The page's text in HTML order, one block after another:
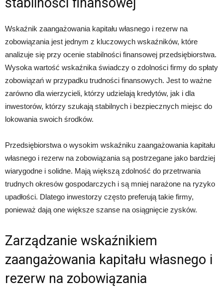
Wskaźnik zaangażowania kapitału własnego i rezerw na
zobowiązania jest jednym z kluczowych wskaźników, które
analizuje się przy ocenie stabilności finansowej przedsiębiorstwa.
Wysoka wartość wskaźnika świadczy o zdolności firmy do spłaty
zobowiązań w przypadku trudności finansowych. Jest to ważne
zarówno dla wierzycieli, którzy udzielają kredytów, jak i dla
inwestorów, którzy szukają stabilnych i bezpiecznych miejsc do
lokowania swoich środków.
Przedsiębiorstwa o wysokim wskaźniku zaangażowania kapitału
własnego i rezerw na zobowiązania są postrzegane jako bardziej
wiarygodne i solidne. Mają większą zdolność do przetrwania
trudnych okresów gospodarczych i są mniej narażone na ryzyko
upadłości. Dlatego inwestorzy często preferują takie firmy,
ponieważ dają one większe szanse na osiągnięcie zysków.
Zarządzanie wskaźnikiem
zaangażowania kapitału własnego i
rezerw na zobowiązania